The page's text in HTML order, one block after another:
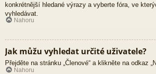
konkrétnější hledané výrazy a vyberte fóra, ve
vyhledávat.
Nahoru
Jak můžu vyhledat určité uživatele?
Přejděte na stránku „Členové“ a klikněte na odkaz
Nahoru